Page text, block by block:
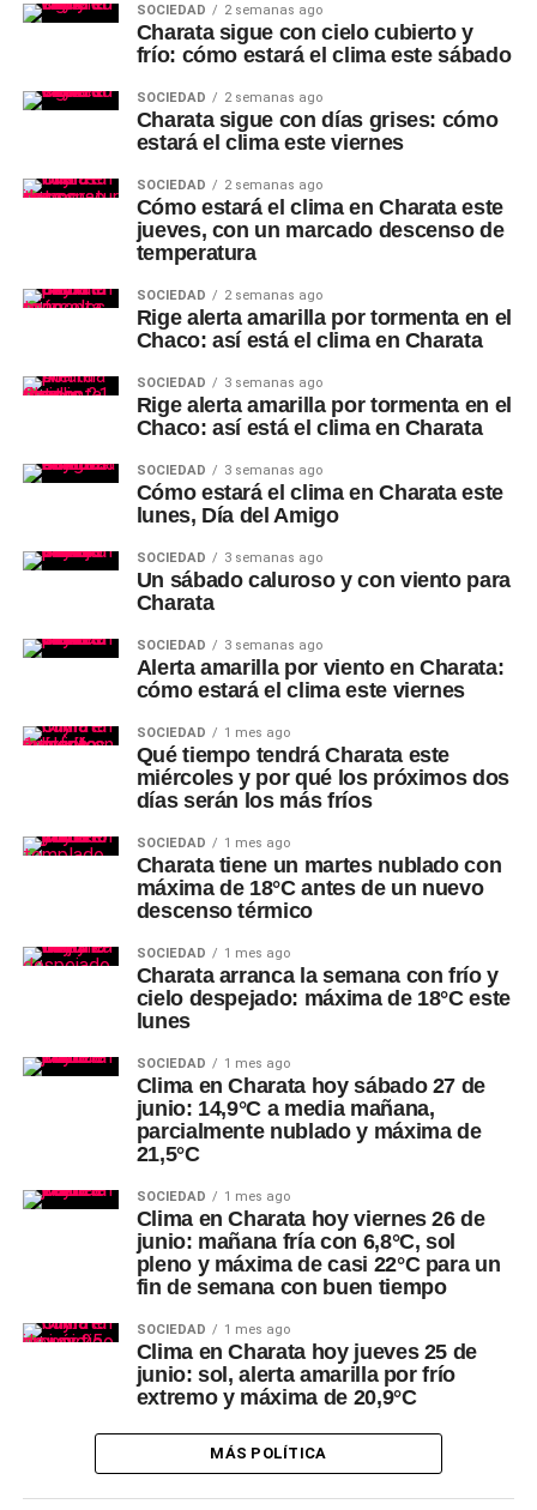
SOCIEDAD 2 semanas ago
Charata sigue con cielo cubierto y
frío: cómo estará el clima este sábado
SOCIEDAD 2 semanas ago
Charata sigue con días grises: cómo
estará el clima este viernes
SOCIEDAD 2 semanas ago
Cómo estará el clima en Charata este
jueves, con un marcado descenso de
temperatura
SOCIEDAD 2 semanas ago
Rige alerta amarilla por tormenta en el
Chaco: así está el clima en Charata
SOCIEDAD 3 semanas ago
Rige alerta amarilla por tormenta en el
Chaco: así está el clima en Charata
SOCIEDAD 3 semanas ago
Cómo estará el clima en Charata este
lunes, Día del Amigo
SOCIEDAD 3 semanas ago
Un sábado caluroso y con viento para
Charata
SOCIEDAD 3 semanas ago
Alerta amarilla por viento en Charata:
cómo estará el clima este viernes
SOCIEDAD 1 mes ago
Qué tiempo tendrá Charata este
miércoles y por qué los próximos dos
días serán los más fríos
SOCIEDAD 1 mes ago
Charata tiene un martes nublado con
máxima de 18°C antes de un nuevo
descenso térmico
SOCIEDAD 1 mes ago
Charata arranca la semana con frío y
cielo despejado: máxima de 18°C este
lunes
SOCIEDAD 1 mes ago
Clima en Charata hoy sábado 27 de
junio: 14,9°C a media mañana,
parcialmente nublado y máxima de
21,5°C
SOCIEDAD 1 mes ago
Clima en Charata hoy viernes 26 de
junio: mañana fría con 6,8°C, sol
pleno y máxima de casi 22°C para un
fin de semana con buen tiempo
SOCIEDAD 1 mes ago
Clima en Charata hoy jueves 25 de
junio: sol, alerta amarilla por frío
extremo y máxima de 20,9°C
MÁS POLÍTICA